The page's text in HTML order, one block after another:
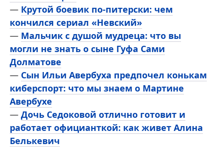
— Крутой боевик по-питерски: чем
кончился сериал «Невский»
— Мальчик с душой мудреца: что вы
могли не знать о сыне Гуфа Сами
Долматове
— Сын Ильи Авербуха предпочел конькам
киберспорт: что мы знаем о Мартине
Авербухе
— Дочь Седоковой отлично готовит и
работает официанткой: как живет Алина
Белькевич